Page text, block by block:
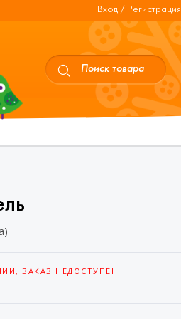
Вход / Регистрация
ЗАКАЗ НЕДОСТУПЕН.